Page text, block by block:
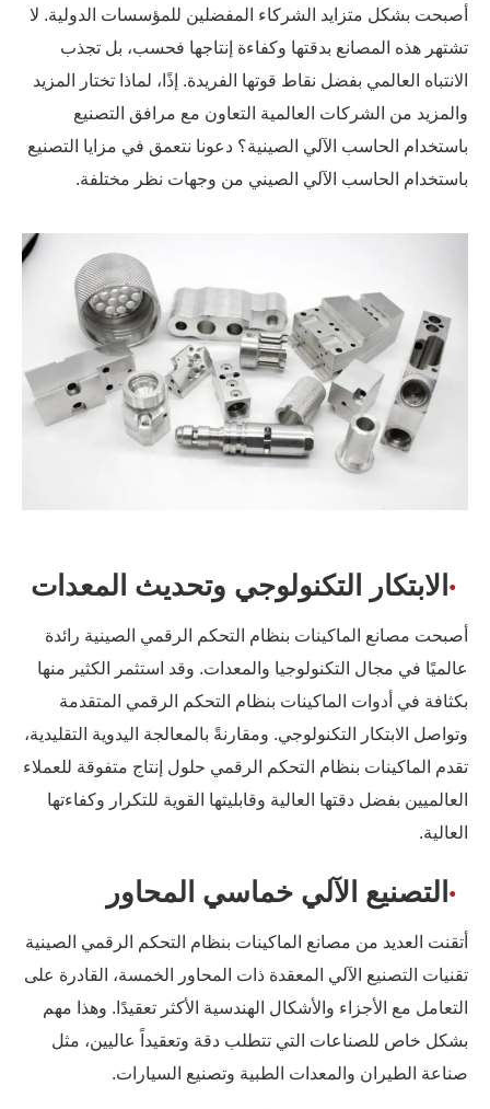
أصبحت بشكل متزايد الشركاء المفضلين للمؤسسات الدولية. لا
تشتهر هذه المصانع بدقتها وكفاءة إنتاجها فحسب، بل تجذب
الانتباه العالمي بفضل نقاط قوتها الفريدة. إذًا، لماذا تختار المزيد
والمزيد من الشركات العالمية التعاون مع مرافق التصنيع
باستخدام الحاسب الآلي الصينية؟ دعونا نتعمق في مزايا التصنيع
باستخدام الحاسب الآلي الصيني من وجهات نظر مختلفة.
الابتكار التكنولوجي وتحديث المعدات
أصبحت مصانع الماكينات بنظام التحكم الرقمي الصينية رائدة
عالميًا في مجال التكنولوجيا والمعدات. وقد استثمر الكثير منها
بكثافة في أدوات الماكينات بنظام التحكم الرقمي المتقدمة
وتواصل الابتكار التكنولوجي. ومقارنةً بالمعالجة اليدوية التقليدية،
تقدم الماكينات بنظام التحكم الرقمي حلول إنتاج متفوقة للعملاء
العالميين بفضل دقتها العالية وقابليتها القوية للتكرار وكفاءتها
العالية.
التصنيع الآلي خماسي المحاور
أتقنت العديد من مصانع الماكينات بنظام التحكم الرقمي الصينية
تقنيات التصنيع الآلي المعقدة ذات المحاور الخمسة، القادرة على
التعامل مع الأجزاء والأشكال الهندسية الأكثر تعقيدًا. وهذا مهم
بشكل خاص للصناعات التي تتطلب دقة وتعقيداً عاليين، مثل
صناعة الطيران والمعدات الطبية وتصنيع السيارات.